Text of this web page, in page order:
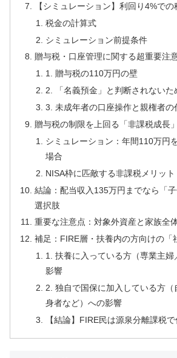
【シミュレーション】利回り4%で
税金の計算式
シミュレーション前提条件
贈与税・口座管理に関する超重要注
1. 贈与税の110万円の壁
2. 「名義預金」と判断されないた
3. 未成年者の口座操作と親権者の
贈与税の制限を上回る「非課税成長
シミュレーション：年間110万円
場合
NISA枠に匹敵する非課税メリット
結論：配当収入135万円までなら「
選択肢
重要な注意点：対象外資産と家族全
補足：FIRE層・扶養内の方向けの「
1. 扶養に入っている方（専業主婦
影響
2. 独自で国保に加入している方（
身者など）への影響
【結論】FIRE民は源泉分離課税